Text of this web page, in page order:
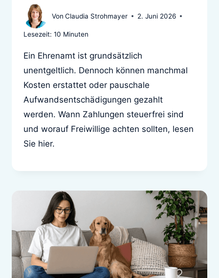
Von Claudia Strohmayer 2. Juni 2026
Lesezeit: 10 Minuten
Ein Ehrenamt ist grundsätzlich
unentgeltlich. Dennoch können manchmal
Kosten erstattet oder pauschale
Aufwandsentschädigungen gezahlt
werden. Wann Zahlungen steuerfrei sind
und worauf Freiwillige achten sollten, lesen
Sie hier.